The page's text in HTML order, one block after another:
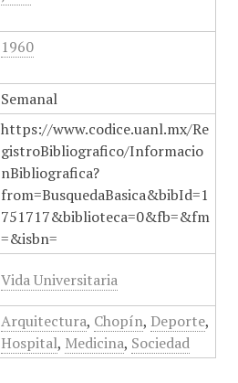
1960
Semanal
https://www.codice.uanl.mx/Re
gistroBibliografico/Informacio
nBibliografica?
from=BusquedaBasica&bibId=1
751717&biblioteca=0&fb=&fm
=&isbn=
Vida Universitaria
Arquitectura, Chopín, Deporte,
Hospital, Medicina, Sociedad